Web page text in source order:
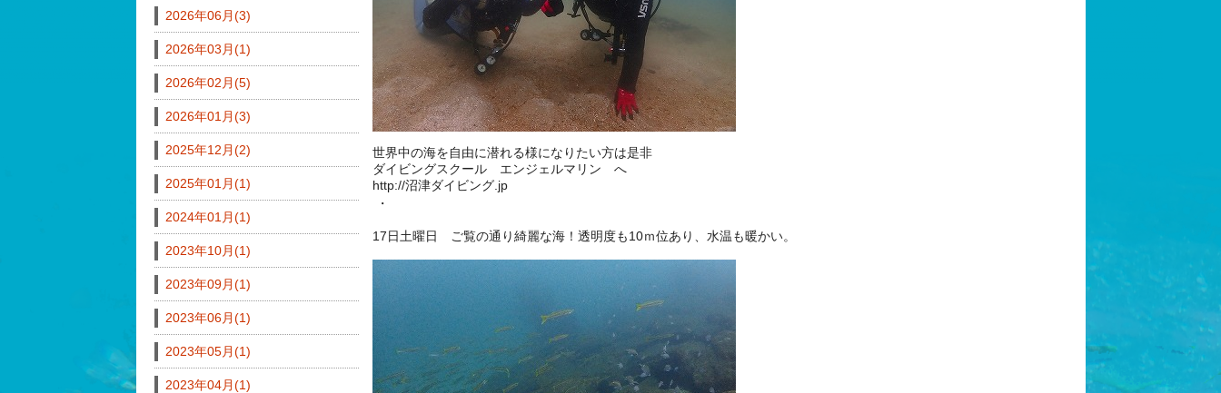
世界中の海を自由に潜れる様になりたい方は是非
ダイビングスクール エンジェルマリン へ
http://沼津ダイビング.jp
・
17日土曜日 ご覧の通り綺麗な海！透明度も10ｍ位あり、水温も暖かい。
2026年06月(3)
2026年03月(1)
2026年02月(5)
2026年01月(3)
2025年12月(2)
2025年01月(1)
2024年01月(1)
2023年10月(1)
2023年09月(1)
2023年06月(1)
2023年05月(1)
2023年04月(1)